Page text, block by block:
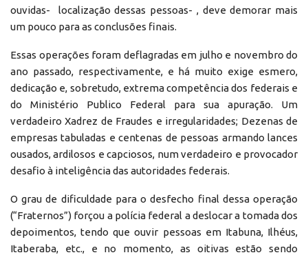
ouvidas- localização dessas pessoas- , deve demorar mais
um pouco para as conclusões finais.
Essas operações foram deflagradas em julho e novembro do
ano passado, respectivamente, e há muito exige esmero,
dedicação e, sobretudo, extrema competência dos federais e
do Ministério Publico Federal para sua apuração. Um
verdadeiro Xadrez de Fraudes e irregularidades; Dezenas de
empresas tabuladas e centenas de pessoas armando lances
ousados, ardilosos e capciosos, num verdadeiro e provocador
desafio à inteligência das autoridades federais.
O grau de dificuldade para o desfecho final dessa operação
(“Fraternos”) forçou a polícia federal a deslocar a tomada dos
depoimentos, tendo que ouvir pessoas em Itabuna, Ilhéus,
Itaberaba, etc., e no momento, as oitivas estão sendo